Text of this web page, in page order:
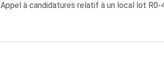
Appel à candidatures relatif à un local lot